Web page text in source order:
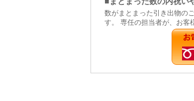
数がまとまった引き出物のご
す。 専任の担当者が、お客